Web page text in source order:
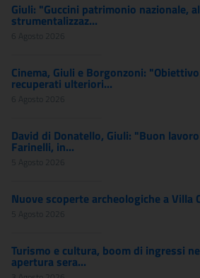
Giuli: "Guccini patrimonio nazionale,
strumentalizzaz...
6 Agosto 2026
Cinema, Giuli e Borgonzoni:
recuperati ulteriori...
6 Agosto 2026
David di Donatello, Giuli: "Buon
Farinelli, in...
5 Agosto 2026
Nuove scoperte archeologiche a Villa
5 Agosto 2026
Turismo e cultura, boom di ingressi
apertura sera...